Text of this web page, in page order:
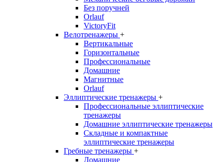
Без поручней
Orlauf
VictoryFit
Велотренажеры +
Вертикальные
Горизонтальные
Профессиональные
Домашние
Магнитные
Orlauf
Эллиптические тренажеры +
Профессиональные эллиптические
тренажеры
Домашние эллиптические тренажеры
Складные и компактные
эллиптические тренажеры
Гребные тренажеры +
Домашние